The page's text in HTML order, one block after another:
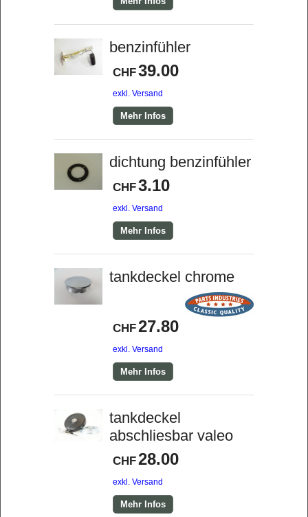
benzinfühler
CHF39.00
exkl. Versand
Mehr Infos
dichtung benzinfühler
CHF3.10
exkl. Versand
Mehr Infos
tankdeckel chrome
CHF27.80
exkl. Versand
Mehr Infos
tankdeckel
abschliesbar valeo
CHF28.00
exkl. Versand
Mehr Infos